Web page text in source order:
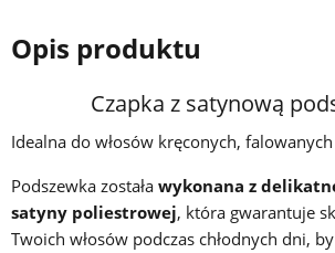
Opis produktu
Czapka z satynową
Idealna do włosów kręconych,
Podszewka została wykonana z
satyny poliestrowej, która gwarantuje
Twoich włosów podczas chłodnych dni,